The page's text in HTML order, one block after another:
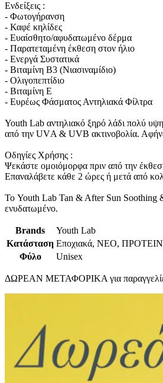
Ενδείξεις :
- Φωτογήρανση
- Καφέ κηλίδες
- Ευαίσθητο/αφυδατωμένο δέρμα
- Παρατεταμένη έκθεση στον ήλιο
- Ενεργά Συστατικά
- Βιταμίνη Β3 (Νιασιναμίδιο)
- Ολιγοπεπτίδιο
- Βιταμίνη Ε
- Ευρέως Φάσματος Αντηλιακά Φίλτρα
Youth Lab αντηλιακό ξηρό λάδι πολύ
από την UVΑ & UVB ακτινοβολία.
Οδηγίες Χρήσης :
Ψεκάστε ομοιόμορφα πριν από την
Επαναλάβετε κάθε 2 ώρες ή μετά από
Το Youth Lab Tan & After Sun Soothing &
ενυδατωμένο.
Brands
Youth Lab
Κατάσταση Εποχιακά, ΝΕΟ,
Φύλο
Unisex
ΔΩΡΕΑΝ ΜΕΤΑΦΟΡΙΚΑ για